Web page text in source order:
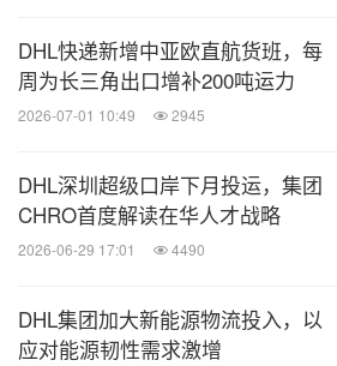
DHL快递新增中亚欧直航货班，每
周为长三角出口增补200吨运力
2026-07-01 10:49 2945
DHL深圳超级口岸下月投运，集团
CHRO首度解读在华人才战略
2026-06-29 17:01 4490
DHL集团加大新能源物流投入，以
应对能源韧性需求激增